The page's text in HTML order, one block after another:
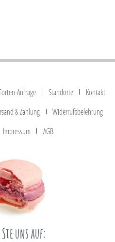
Anfrage Standorte
Kontakt
& Zahlung
Widerrufsbelehrung
Impressum AGB
Sie uns auf: